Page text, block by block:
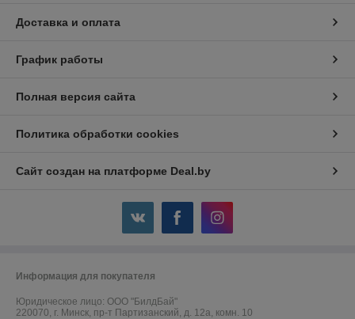
Доставка и оплата
График работы
Полная версия сайта
Политика обработки cookies
Сайт создан на платформе Deal.by
Информация для покупателя
Юридическое лицо: ООО "БилдБай"
220070, г. Минск, пр-т Партизанский, д. 12а, комн. 10